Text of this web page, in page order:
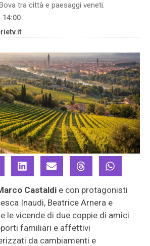
tra città e paesaggi veneti.
14:00
Castaldi e con protagonisti
Inaudi, Beatrice Arnera e
le vicende di due coppie di amici
familiari e affettivi
da cambiamenti e